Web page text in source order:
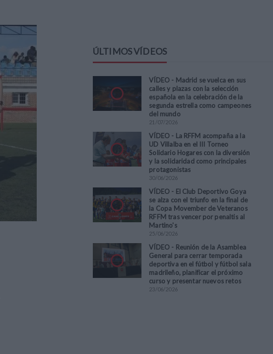
ÚLTIMOS VÍDEOS
VÍDEO - Madrid se vuelca en sus
calles y plazas con la selección
española en la celebración de la
segunda estrella como campeones
del mundo
21 /07/2026
VÍDEO - La RFFM acompaña a la
UD Villalba en el III Torneo
Solidario Hogares con la diversión
y la solidaridad como principales
protagonistas
30/06/2026
VÍDEO - El Club Deportivo Goya
se alza con el triunfo en la final de
la Copa Movember de Veteranos
RFFM tras vencer por penaltis al
Martino's
25/06/2026
VÍDEO - Reunión de la Asamblea
General para cerrar temporada
deportiva en el fútbol y fútbol sala
madrileño, planificar el próximo
curso y presentar nuevos retos
23/06/2026